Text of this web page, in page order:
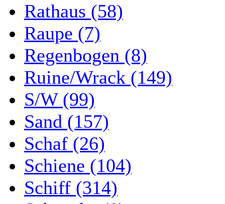
Rathaus (58)
Raupe (7)
Regenbogen (8)
Ruine/Wrack (149)
S/W (99)
Sand (157)
Schaf (26)
Schiene (104)
Schiff (314)